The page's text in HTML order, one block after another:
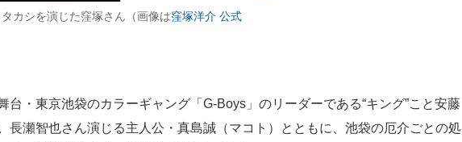
タカシを演じた窪塚さん（画像は窪塚洋介 公式
・東京池袋のカラーギャング「G-Boys」のリーダーである“キング”こと安藤
長瀬智也さん演じる主人公・真島誠（マコト）とともに、池袋の厄介ごとの処